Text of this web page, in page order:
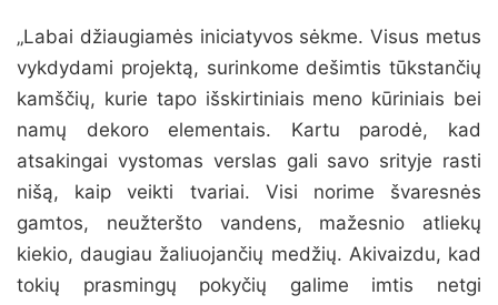
„Labai džiaugiamės iniciatyvos sėkme. Visus metus
vykdydami projektą, surinkome dešimtis tūkstančių
kamščių, kurie tapo išskirtiniais meno kūriniais bei
namų dekoro elementais. Kartu parodė, kad
atsakingai vystomas verslas gali savo srityje rasti
nišą, kaip veikti tvariai. Visi norime švaresnės
gamtos, neužteršto vandens, mažesnio atliekų
kiekio, daugiau žaliuojančių medžių. Akivaizdu, kad
tokių prasmingų pokyčių galime imtis netgi